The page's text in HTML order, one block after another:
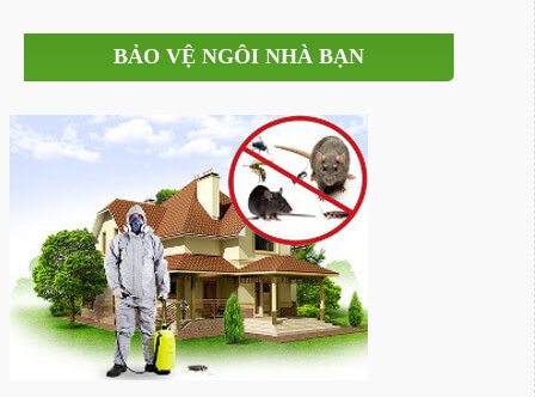
BẢO VỆ NGÔI NHÀ BẠN